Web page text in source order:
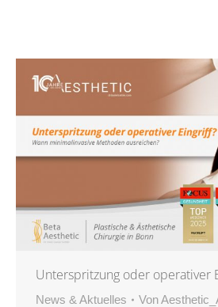
Unterspritzung oder operativer
News & Aktuelles Von